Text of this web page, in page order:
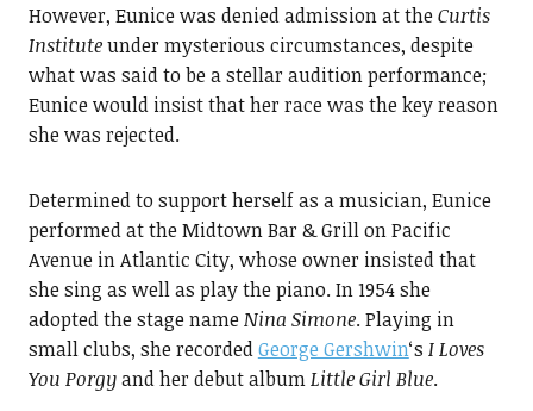
However, Eunice was denied admission at theCurtis
Instituteunder mysterious circumstances, despite
what was said to be a stellar audition performance;
Eunice would insist that her race was the key reason
she was rejected.
Determined to support herself as a musician, Eunice
performed at the Midtown Bar & Grill on Pacific
Avenue in Atlantic City, whose owner insisted that
she sing as well as play the piano. In 1954 she
adopted the stage nameNina Simone. Playing in
small clubs, she recordedGeorge Gershwin‘s I Loves
You Porgyand her debut albumLittle Girl Blue.